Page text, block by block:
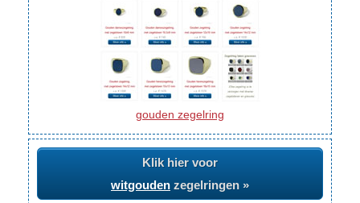
gouden zegelring
Klik hier voor
witgouden zegelringen »